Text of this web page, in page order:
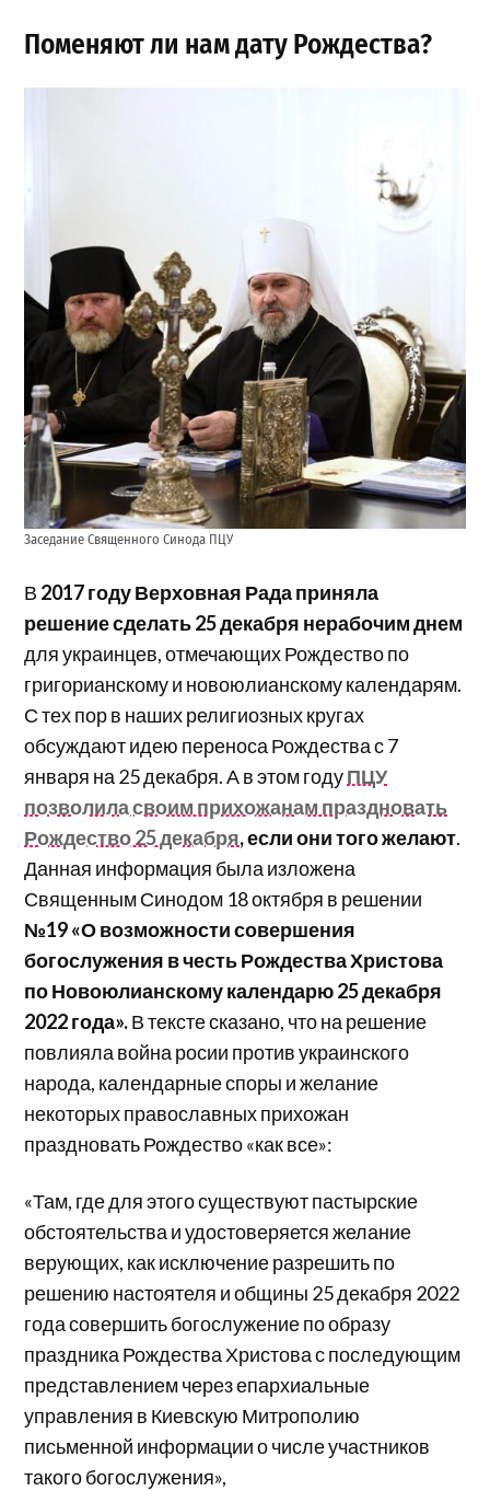
Поменяют ли нам дату Рождества?
Заседание Священного Синода ПЦУ
В 2017 году Верховная Рада приняла
решение сделать 25 декабря нерабочим днем
для украинцев, отмечающих Рождество по
григорианскому и новоюлианскому календарям.
С тех пор в наших религиозных кругах
обсуждают идею переноса Рождества с 7
января на 25 декабря. А в этом годуПЦУ
позволила своим прихожанам праздновать
Рождество 25 декабря, если они того желают.
Данная информация была изложена
Священным Синодом 18 октября в решении
№19 «О возможности совершения
богослужения в честь Рождества Христова
по Новоюлианскому календарю 25 декабря
2022 года».В тексте сказано, что на решение
повлияла война росии против украинского
народа, календарные споры и желание
некоторых православных прихожан
праздновать Рождество «как все»:
«Там, где для этого существуют пастырские
обстоятельства и удостоверяется желание
верующих, как исключение разрешить по
решению настоятеля и общины 25 декабря 2022
года совершить богослужение по образу
праздника Рождества Христова с последующим
представлением через епархиальные
управления в Киевскую Митрополию
письменной информации о числе участников
такого богослужения»,